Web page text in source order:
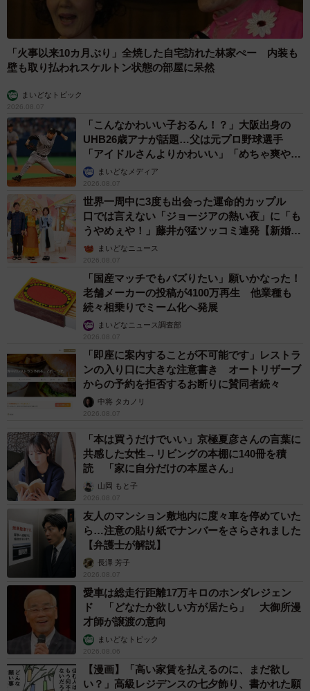
は他にもたくさんあります。こうした家庭栽培が、最近の
猛暑や物価高による野菜の価格高騰への対策のひとつにな
るのではないかと思いました」
収穫したじゃがいもで作ったじゃがバター／つりきっぷさん（@KIPP）
提供
普段捨ててしまう皮やヘタなどが“再利用できる資源”になる
いいます。
「『やってみたい』というコメントをたくさんいただきま
した。経済的な理由やゴミの削減だけでなく、野菜を自分
で育てる楽しさを求めている方が多いと感じました」
これまでもコンポストから発芽したミニトマトやカボチ
ャ、メロンを育てたことがあるというつりきっぷさん。じ
ゃがいも以外にも、さまざまな野菜の再生栽培に挑戦して
いるようです。
最後に、これから家庭菜園を始めてみたいという人へ向け
たアドバイスを聞いたところ、「家庭菜園や野菜作りは本
当に奥が深く、土や環境、お手入れによって大きく変わり
「火事以来10カ月ぶり」全焼した自宅訪れた林家ぺー 内装も
壁も取り払われスケルトン状態の部屋に呆然
まいどなトピック
2026.08.07
「こんなかわいい子おるん！？」大阪出身の
UHB26歳アナが話題…父は元プロ野球選手
「アイドルさんよりかわいい」「めちゃ爽や
か」まいどなメディア
2026.08.07
世界一周中に3度も出会った運命的カップル
口では言えない「ジョージアの熱い夜」に「も
うやめぇや！」藤井が猛ツッコミ連発【新婚さ
ん】まいどなニュース
2026.08.07
「国産マッチでもバズりたい」願いかなった！
老舗メーカーの投稿が4100万再生 他業種も
続々相乗りでミーム化へ発展
まいどなニュース調査部
2026.08.07
「即座に案内することが不可能です」レストラ
ンの入り口に大きな注意書き オートリザーブ
からの予約を拒否するお断りに賛同者続々
中将 タカノリ
2026.08.07
「本は買うだけでいい」京極夏彦さんの言葉に
共感した女性→リビングの本棚に140冊を積
読 「家に自分だけの本屋さん」
山岡 もと子
2026.08.07
友人のマンション敷地内に度々車を停めていた
ら…注意の貼り紙でナンバーをさらされました
【弁護士が解説】
長澤 芳子
2026.08.07
愛車は総走行距離17万キロのホンダレジェン
ド 「どなたか欲しい方が居たら」 大御所漫
才師が譲渡の意向
まいどなトピック
2026.08.06
【漫画】「高い家賃を払えるのに、まだ欲し
い？」高級レジデンスの七夕飾り、書かれた願